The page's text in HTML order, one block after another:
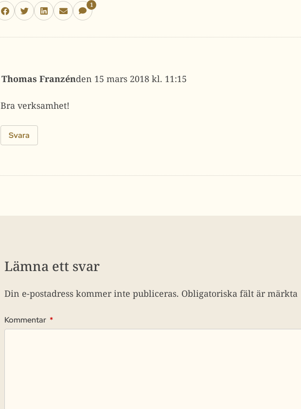
1
Thomas Franzén 15 mars 2018 kl. 11:15
Bra verksamhet!
Svara
Lämna ett svar
Din e-postadress kommer inte publiceras. Obligatoriska fält är märkta
Kommentar *